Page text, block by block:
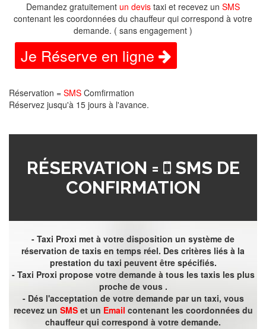
Demandez gratuitement un devis taxi et recevez un SMS
contenant les coordonnées du chauffeur qui correspond à votre
demande. ( sans engagement )
Je Réserve en ligne
Réservation = SMS Comfirmation
Réservez jusqu'à 15 jours à l'avance.
RÉSERVATION =
SMS DE
CONFIRMATION
- Taxi Proxi met à votre disposition un système de
réservation de taxis en temps réel. Des critères liés à la
prestation du taxi peuvent être spécifiés.
- Taxi Proxi propose votre demande à tous les taxis les plus
proche de vous .
- Dés l'acceptation de votre demande par un taxi, vous
recevez un SMSet un Email contenant les coordonnées du
chauffeur qui correspond à votre demande.